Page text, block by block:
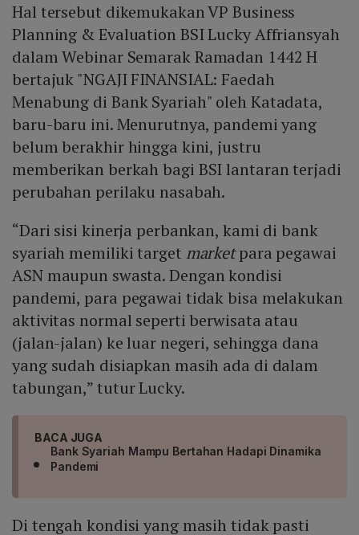
Hal tersebut dikemukakan VP Business
Planning & Evaluation BSI Lucky Affriansyah
dalam Webinar Semarak Ramadan 1442 H
bertajuk "NGAJI FINANSIAL: Faedah
Menabung di Bank Syariah" oleh Katadata,
baru-baru ini. Menurutnya, pandemi yang
belum berakhir hingga kini, justru
memberikan berkah bagi BSI lantaran terjadi
perubahan perilaku nasabah.
“Dari sisi kinerja perbankan, kami di bank
syariah memiliki target marketpara pegawai
ASN maupun swasta. Dengan kondisi
pandemi, para pegawai tidak bisa melakukan
aktivitas normal seperti berwisata atau
(jalan-jalan) ke luar negeri, sehingga dana
yang sudah disiapkan masih ada di dalam
tabungan,” tutur Lucky.
BACA JUGA
Bank Syariah Mampu Bertahan Hadapi Dinamika
Pandemi
Di tengah kondisi yang masih tidak pasti